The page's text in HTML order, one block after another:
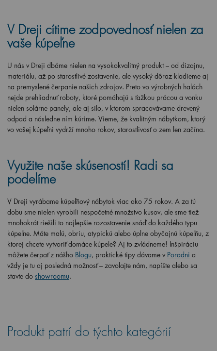
V Dreji cítime zodpovednosť nielen za
vaše kúpeľne
U nás v Dreji dbáme nielen na vysokokvalitný produkt – od dizajnu,
materiálu, až po starostlivé zostavenie, ale vysoký dôraz kladieme aj
na premyslené čerpanie našich zdrojov. Preto vo výrobných halách
nejde prehliadnuť roboty, ktoré pomáhajú s ťažkou prácou a vonku
nielen solárne panely, ale aj silo, v ktorom spracovávame drevený
odpad a následne ním kúrime. Vieme, že kvalitným nábytkom, ktorý
vo vašej kúpeľni vydrží mnoho rokov, starostlivosť o zem len začína.
Využite naše skúseností! Radi sa
podelíme
V Dreji vyrábame kúpeľňový nábytok viac ako 75 rokov. A za tú
dobu sme nielen vyrobili nespočetné množstvo kusov, ale sme tiež
mnohokrát riešili to najlepšie rozostavenie snáď do každého typu
kúpeľne. Máte malú, obriu, atypickú alebo úplne obyčajnú kúpeľňu, z
ktorej chcete vytvoriť domáce kúpele? Aj to zvládneme! Inšpiráciu
môžete čerpať z nášho Blogu, praktické tipy dávame v Poradni a
vždy je tu aj posledná možnosť – zavolajte nám, napíšte alebo sa
stavte do showroomu.
Produkt patrí do týchto kategórií